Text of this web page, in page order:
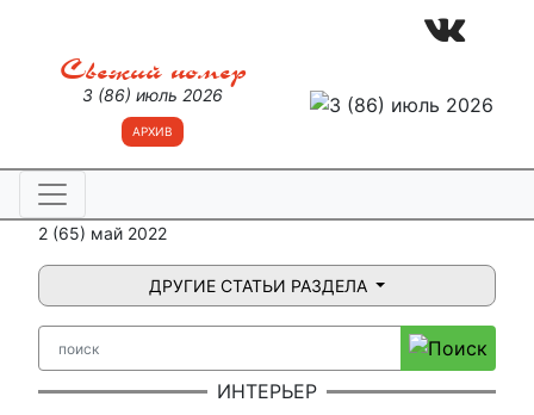
Свежий номер
3 (86) июль 2026
АРХИВ
2 (65) май 2022
ДРУГИЕ СТАТЬИ РАЗДЕЛА
ИНТЕРЬЕР